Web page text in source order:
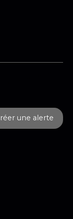
une alerte